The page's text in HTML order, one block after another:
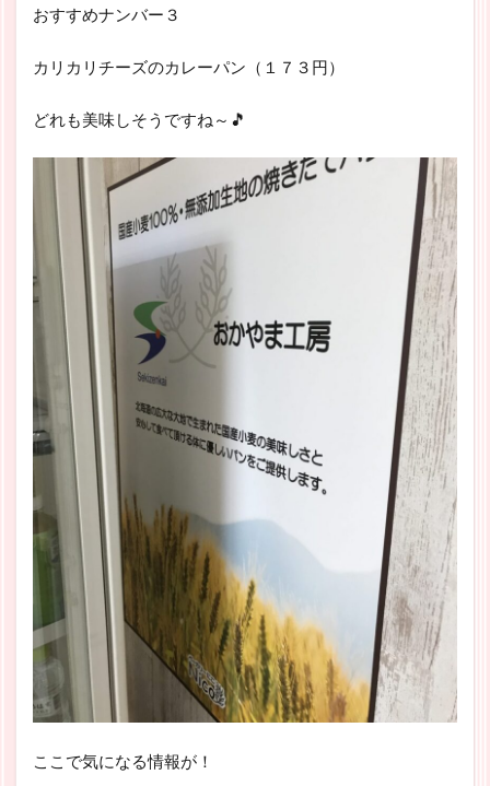
おすすめナンバー３
カリカリチーズのカレーパン（１７３円）
どれも美味しそうですね～🎵
ここで気になる情報が！